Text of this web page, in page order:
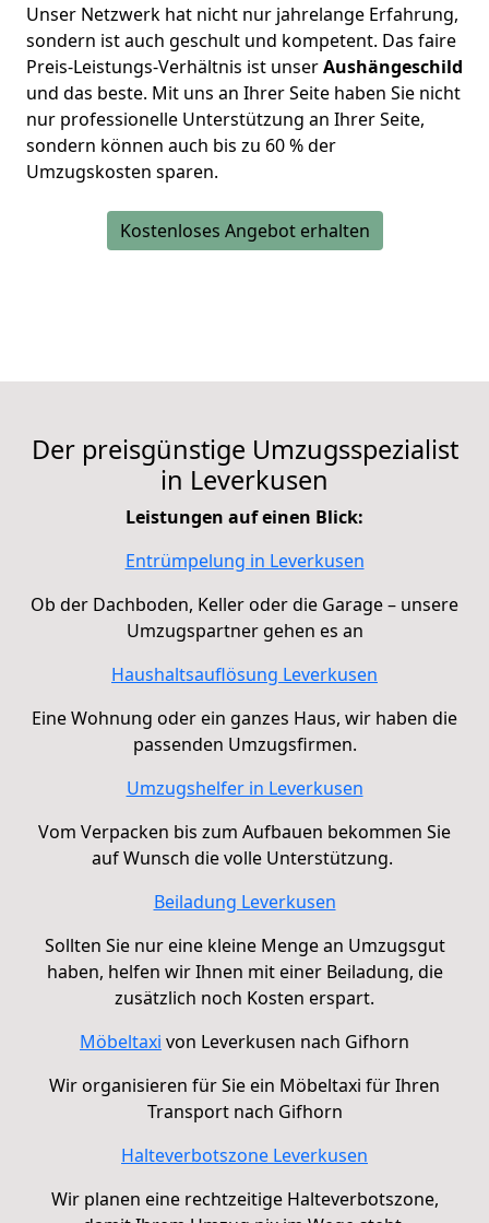
Unser Netzwerk hat nicht nur jahrelange Erfahrung,
sondern ist auch geschult und kompetent. Das faire
Preis-Leistungs-Verhältnis ist unserAushängeschild
und das beste. Mit uns an Ihrer Seite haben Sie nicht
nur professionelle Unterstützung an Ihrer Seite,
sondern können auch bis zu 60 % der
Umzugskosten sparen.
Kostenloses Angebot erhalten
Der preisgünstige Umzugsspezialist
in Leverkusen
Leistungen auf einen Blick:
Entrümpelung in Leverkusen
Ob der Dachboden, Keller oder die Garage – unsere
Umzugspartner gehen es an
Haushaltsauflösung Leverkusen
Eine Wohnung oder ein ganzes Haus, wir haben die
passenden Umzugsfirmen.
Umzugshelfer in Leverkusen
Vom Verpacken bis zum Aufbauen bekommen Sie
auf Wunsch die volle Unterstützung.
Beiladung Leverkusen
Sollten Sie nur eine kleine Menge an Umzugsgut
haben, helfen wir Ihnen mit einer Beiladung, die
zusätzlich noch Kosten erspart.
Möbeltaxi von Leverkusen nach Gifhorn
Wir organisieren für Sie ein Möbeltaxi für Ihren
Transport nach Gifhorn
Halteverbotszone Leverkusen
Wir planen eine rechtzeitige Halteverbotszone,